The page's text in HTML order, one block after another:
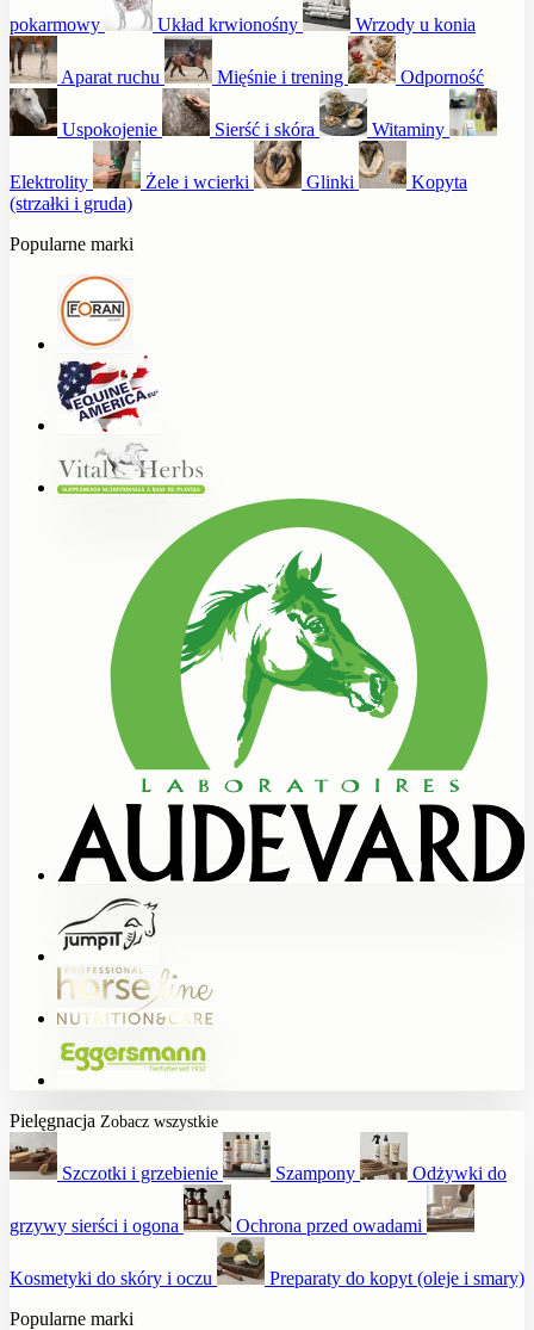
pokarmowy Układ krwionośny Wrzody u konia
Aparat ruchu Mięśnie i trening Odporność
Uspokojenie Sierść i skóra Witaminy
Elektrolity Żele i wcierki Glinki
Kopyta
(strzałki i gruda)
Popularne marki
Pielęgnacja Zobacz wszystkie
Szczotki i grzebienie Szampony Odżywki do
grzywy sierści i ogona Ochrona przed owadami
Kosmetyki do skóry i oczu
Preparaty do kopyt (oleje i smary)
Popularne marki